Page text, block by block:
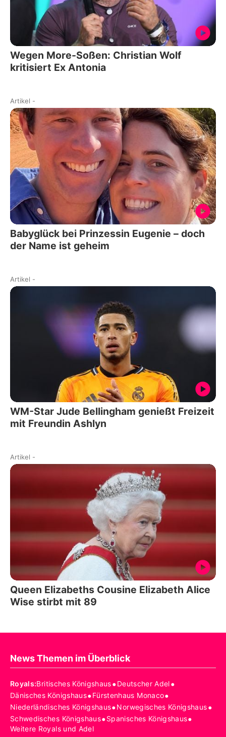
Wegen More-Soßen: Christian Wolf
kritisiert Ex Antonia
Artikel -
Babyglück bei Prinzessin Eugenie – doch
der Name ist geheim
Artikel -
WM-Star Jude Bellingham genießt Freizeit
mit Freundin Ashlyn
Artikel -
Queen Elizabeths Cousine Elizabeth Alice
Wise stirbt mit 89
News Themen im Überblick
Royals:Britisches Königshaus•Deutscher Adel•
Dänisches Königshaus•Fürstenhaus Monaco•
Niederländisches Königshaus•Norwegisches Königshaus•
Schwedisches Königshaus•Spanisches Königshaus•
Weitere Royals und Adel